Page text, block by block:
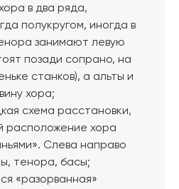
в два ряда,
полукругом, иногда в
занимают левую
позади сопрано, на
станков), а альты и
хора;
схема расстановки,
расположение хора
Слева направо
тенора, басы;
«разорванная»